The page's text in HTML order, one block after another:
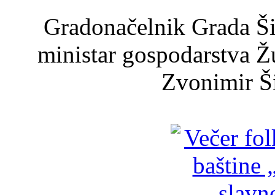
Gradonačelnik Grada
ministar gospodarstva
Zvonimir